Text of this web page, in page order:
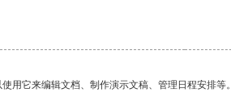
用它来编辑文档、制作演示文稿、管理日程安排等。